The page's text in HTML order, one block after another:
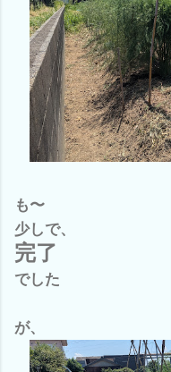
も〜
少しで、
完了
でした
が、